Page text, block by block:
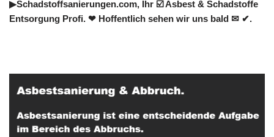
▶︎Schadstoffsanierungen.com, Ihr ☑️ Asbest & Schadstoffe
Entsorgung Profi. ❤ Hoffentlich sehen wir uns bald ✉ ✔.